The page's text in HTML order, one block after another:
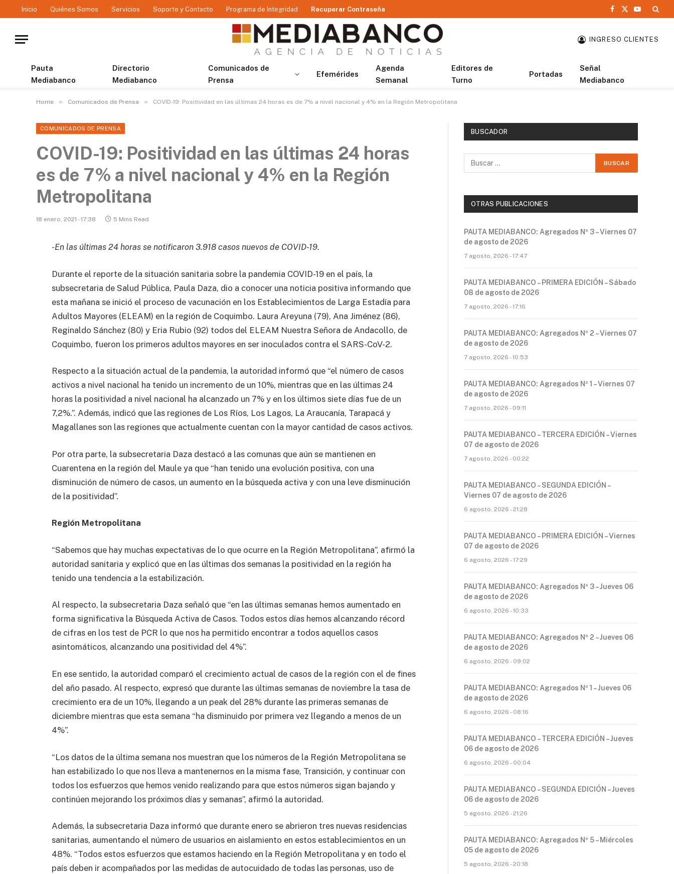
Inicio Quiénes Somos Servicios Soporte y Contacto Programa de Integridad Recuperar Contraseña
Facebook
X
YouTube
INGRESO CLIENTES
Pauta
Mediabanco
Directorio
Mediabanco
Comunicados de
Prensa
Efemérides
Agenda
Semanal
Editores de
Turno
Portadas
Señal
Mediabanco
Home » Comunicados de Prensa » COVID-19: Positividad en las últimas 24 horas es de 7% a nivel nacional y 4% en la Región Metropolitana
COMUNICADOS DE PRENSA
COVID-19: Positividad en las últimas 24 horas
es de 7% a nivel nacional y 4% en la Región
Metropolitana
18 enero, 2021 - 17:38 5 Mins Read
-En las últimas 24 horas se notificaron 3.918 casos nuevos de COVID-19.
Durante el reporte de la situación sanitaria sobre la pandemia COVID-19 en el país, la
subsecretaria de Salud Pública, Paula Daza, dio a conocer una noticia positiva informando que
esta mañana se inició el proceso de vacunación en los Establecimientos de Larga Estadía para
Adultos Mayores (ELEAM) en la región de Coquimbo. Laura Areyuna (79), Ana Jiménez (86),
Reginaldo Sánchez (80) y Eria Rubio (92) todos del ELEAM Nuestra Señora de Andacollo, de
Coquimbo, fueron los primeros adultos mayores en ser inoculados contra el SARS-CoV-2.
Respecto a la situación actual de la pandemia, la autoridad informó que “el número de casos
activos a nivel nacional ha tenido un incremento de un 10%, mientras que en las últimas 24
horas la positividad a nivel nacional ha alcanzado un 7% y en los últimos siete días fue de un
7,2%.”. Además, indicó que las regiones de Los Ríos, Los Lagos, La Araucanía, Tarapacá y
Magallanes son las regiones que actualmente cuentan con la mayor cantidad de casos activos.
Por otra parte, la subsecretaria Daza destacó a las comunas que aún se mantienen en
Cuarentena en la región del Maule ya que “han tenido una evolución positiva, con una
disminución de número de casos, un aumento en la búsqueda activa y con una leve disminución
de la positividad”.
Región Metropolitana
“Sabemos que hay muchas expectativas de lo que ocurre en la Región Metropolitana”, afirmó la
autoridad sanitaria y explicó que en las últimas dos semanas la positividad en la región ha
tenido una tendencia a la estabilización.
Al respecto, la subsecretaria Daza señaló que “en las últimas semanas hemos aumentado en
forma significativa la Búsqueda Activa de Casos. Todos estos días hemos alcanzando récord
de cifras en los test de PCR lo que nos ha permitido encontrar a todos aquellos casos
asintomáticos, alcanzando una positividad del 4%”.
En ese sentido, la autoridad comparó el crecimiento actual de casos de la región con el de fines
del año pasado. Al respecto, expresó que durante las últimas semanas de noviembre la tasa de
crecimiento era de un 10%, llegando a un peak del 28% durante las primeras semanas de
diciembre mientras que esta semana “ha disminuido por primera vez llegando a menos de un
4%”.
“Los datos de la última semana nos muestran que los números de la Región Metropolitana se
han estabilizado lo que nos lleva a mantenernos en la misma fase, Transición, y continuar con
todos los esfuerzos que hemos venido realizando para que estos números sigan bajando y
continúen mejorando los próximos días y semanas”, afirmó la autoridad.
Además, la subsecretaria Daza informó que durante enero se abrieron tres nuevas residencias
sanitarias, aumentando el número de usuarios en aislamiento en estos establecimientos en un
48%. “Todos estos esfuerzos que estamos haciendo en la Región Metropolitana y en todo el
país deben ir acompañados por las medidas de autocuidado de todas las personas, uso de
BUSCADOR
OTRAS PUBLICACIONES
PAUTA MEDIABANCO: Agregados Nº 3 – Viernes 07
de agosto de 2026
7 agosto, 2026 - 17:47
PAUTA MEDIABANCO – PRIMERA EDICIÓN – Sábado
08 de agosto de 2026
7 agosto, 2026 - 17:16
PAUTA MEDIABANCO: Agregados Nº 2 – Viernes 07
de agosto de 2026
7 agosto, 2026 - 10:53
PAUTA MEDIABANCO: Agregados Nº 1 – Viernes 07
de agosto de 2026
7 agosto, 2026 - 09:11
PAUTA MEDIABANCO – TERCERA EDICIÓN – Viernes
07 de agosto de 2026
7 agosto, 2026 - 00:22
PAUTA MEDIABANCO – SEGUNDA EDICIÓN –
Viernes 07 de agosto de 2026
6 agosto, 2026 - 21:28
PAUTA MEDIABANCO – PRIMERA EDICIÓN – Viernes
07 de agosto de 2026
6 agosto, 2026 - 17:29
PAUTA MEDIABANCO: Agregados Nº 3 – Jueves 06
de agosto de 2026
6 agosto, 2026 - 10:33
PAUTA MEDIABANCO: Agregados Nº 2 – Jueves 06
de agosto de 2026
6 agosto, 2026 - 09:02
PAUTA MEDIABANCO: Agregados Nº 1 – Jueves 06
de agosto de 2026
6 agosto, 2026 - 08:16
PAUTA MEDIABANCO – TERCERA EDICIÓN – Jueves
06 de agosto de 2026
6 agosto, 2026 - 00:04
PAUTA MEDIABANCO – SEGUNDA EDICIÓN – Jueves
06 de agosto de 2026
5 agosto, 2026 - 21:26
PAUTA MEDIABANCO: Agregados Nº 5 – Miércoles
05 de agosto de 2026
5 agosto, 2026 - 20:18